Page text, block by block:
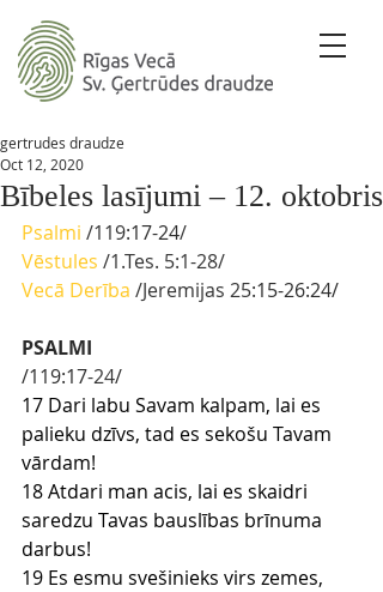
Bībeles lasījumi – 12. oktobris
gertrudes draudze
Oct 12, 2020
Psalmi /119:17-24/
Vēstules /1.Tes. 5:1-28/
Vecā Derība /Jeremijas 25:15-26:24/
PSALMI
/119:17-24/
17 Dari labu Savam kalpam, lai es
palieku dzīvs, tad es sekošu Tavam
vārdam!
18 Atdari man acis, lai es skaidri
saredzu Tavas bauslības brīnuma
darbus!
19 Es esmu svešinieks virs zemes,